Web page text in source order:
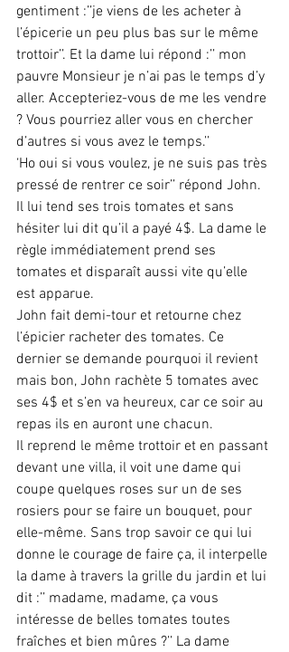
gentiment :’’je viens de les acheter à
l’épicerie un peu plus bas sur le même
trottoir’’. Et la dame lui répond :’’ mon
pauvre Monsieur je n’ai pas le temps d’y
aller. Accepteriez-vous de me les vendre
? Vous pourriez aller vous en chercher
d’autres si vous avez le temps.’’
‘Ho oui si vous voulez, je ne suis pas très
pressé de rentrer ce soir’’ répond John.
Il lui tend ses trois tomates et sans
hésiter lui dit qu’il a payé 4$. La dame le
règle immédiatement prend ses
tomates et disparaît aussi vite qu’elle
est apparue.
John fait demi-tour et retourne chez
l’épicier racheter des tomates. Ce
dernier se demande pourquoi il revient
mais bon, John rachète 5 tomates avec
ses 4$ et s’en va heureux, car ce soir au
repas ils en auront une chacun.
Il reprend le même trottoir et en passant
devant une villa, il voit une dame qui
coupe quelques roses sur un de ses
rosiers pour se faire un bouquet, pour
elle-même. Sans trop savoir ce qui lui
donne le courage de faire ça, il interpelle
la dame à travers la grille du jardin et lui
dit :’’ madame, madame, ça vous
intéresse de belles tomates toutes
fraîches et bien mûres ?’’ La dame